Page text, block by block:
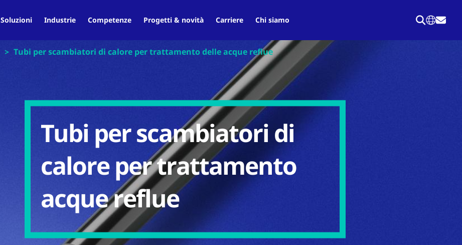
Soluzioni Industrie Competenze Progetti & novità Carriere Chi siamo
Tubi per scambiatori di calore per trattamento delle acque reflue
Tubi per scambiatori di
calore per trattamento
acque reflue